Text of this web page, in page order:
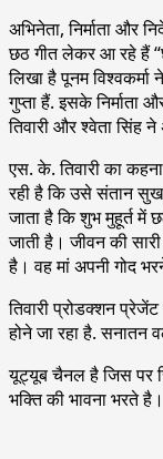
अभिनेता, निर्माता और
छठ गीत लेकर आ रहे हैं
लिखा है पूनम
गुप्ता हैं. इसके निर्माता
तिवारी और श्वेता सिंह
एस. के. तिवारी का
रही है कि उसे संतान सुख
जाता है कि शुभ मुहूर्त में
जाती है। जीवन की
है। वह मां अपनी गोद
तिवारी प्रोडक्शन
होने जा रहा है. सनातन
यूट्यूब चैनल है जिस पर
भक्ति की भावना भरते है।